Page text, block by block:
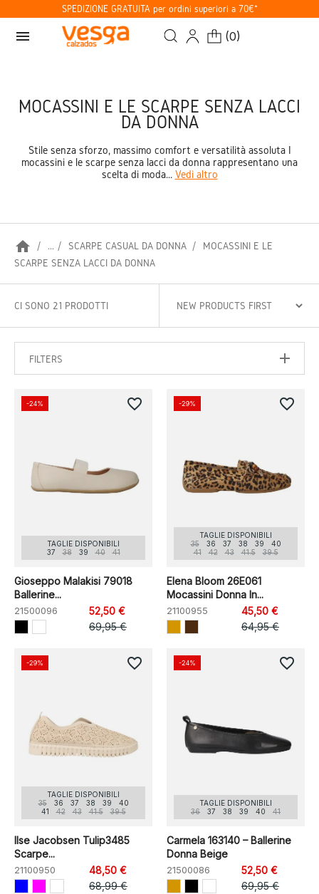
SPEDIZIONE GRATUITA per ordini superiori a 70€*
menu (0)
MOCASSINI E LE SCARPE SENZA LACCI
DA DONNA
Stile senza sforzo, massimo comfort e versatilità assoluta I
mocassini e le scarpe senza lacci da donna rappresentano una
scelta di moda... Vedi altro
home ... SCARPE CASUAL DA DONNA
MOCASSINI E LE
SCARPE SENZA LACCI DA DONNA
CI SONO 21 PRODOTTI
FILTERS
TAGLIE DISPONIBILI
37
38 39 40 41
Gioseppo Malakisi 79018
Ballerine...
21500096
52,50 €
69,95 €
-24% favorite_border
TAGLIE DISPONIBILI
35
36 37 38 39
40
41
42 43 41.5 39.5
Elena Bloom 26E061
Mocassini Donna In...
21100955
45,50 €
64,95 €
-29% favorite_border
TAGLIE DISPONIBILI
35
36 37 38 39
40
41
42 43 41.5 39.5
Ilse Jacobsen Tulip3485
Scarpe...
21100950
48,50 €
68,99 €
-29% favorite_border
TAGLIE DISPONIBILI
36
37 38 39 40 41
Carmela 163140 – Ballerine
Donna Beige
21500086
52,50 €
69,95 €
-24% favorite_border